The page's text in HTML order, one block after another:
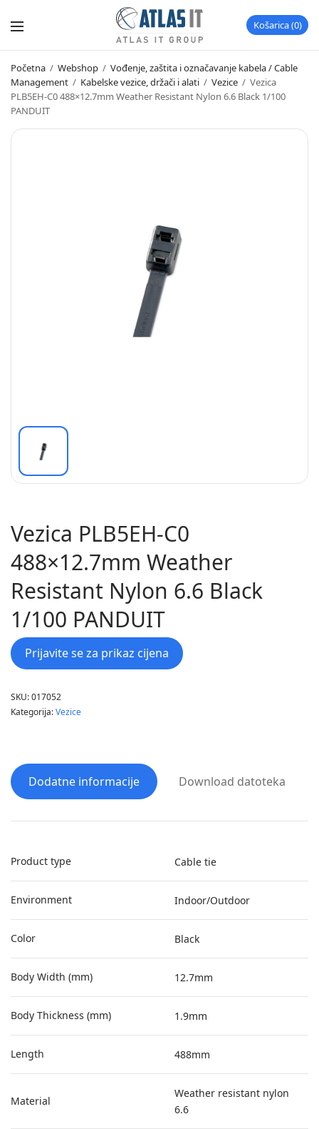
Košarica 0
Početna / Webshop / Vođenje, zaštita i označavanje kabela / Cable
Management / Kabelske vezice, držači i alati / Vezice / Vezica
PLB5EH-C0 488×12.7mm Weather Resistant Nylon 6.6 Black 1/100
PANDUIT
Vezica PLB5EH-C0
488×12.7mm Weather
Resistant Nylon 6.6 Black
1/100 PANDUIT
Prijavite se za prikaz cijena
SKU:017052
Kategorija:Vezice
Dodatne informacije Download datoteka
Product type Cable tie
Environment Indoor/Outdoor
Color Black
Body Width (mm) 12.7mm
Body Thickness (mm) 1.9mm
Length 488mm
Material
Weather resistant nylon
6.6